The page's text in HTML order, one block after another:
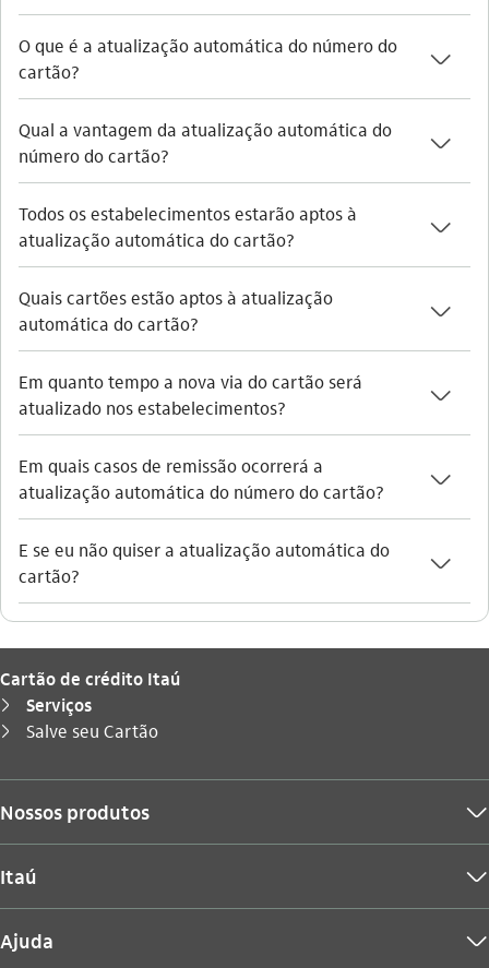
O que é a atualização automática do número do
cartão?
seta_baixo
Qual a vantagem da atualização automática do
número do cartão?
seta_baixo
Todos os estabelecimentos estarão aptos à
atualização automática do cartão?
seta_baixo
Quais cartões estão aptos à atualização
automática do cartão?
seta_baixo
Em quanto tempo a nova via do cartão será
atualizado nos estabelecimentos?
seta_baixo
Em quais casos de remissão ocorrerá a
atualização automática do número do cartão?
seta_baixo
E se eu não quiser a atualização automática do
cartão?
seta_baixo
Cartão de crédito Itaú
seta_direita Serviços
seta_direita
Você está aqui:
Salve seu Cartão
Nossos produtos seta_baixo
Itaú seta_baixo
Ajuda seta_baixo